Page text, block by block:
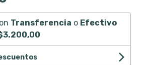
Transferencia o Efectivo